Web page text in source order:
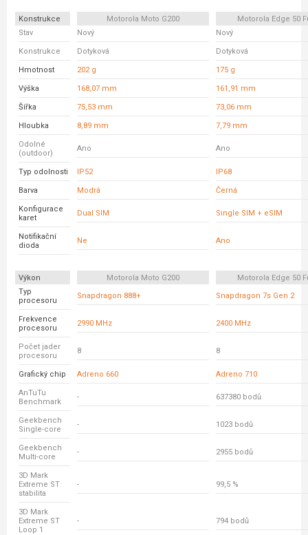
Konstrukce Motorola Moto G200
Motorola Edge 50
Stav
Nový Nový
Konstrukce Dotyková Dotyková
Hmotnost 202 g 175 g
Výška 168,07 mm 161,91 mm
Šířka 75,53 mm 73,06 mm
Hloubka 8,89 mm 7,79 mm
Odolné
(outdoor)
Ano Ano
Typ odolnosti IP52 IP68
Barva Modrá Černá
Konfigurace
karet
Dual SIM Single SIM + eSIM
Notifikační
dioda
Ne Ano
Výkon Motorola Moto G200
Motorola Edge 50
Typ
procesoru
Snapdragon 888+ Snapdragon 7s Gen 2
Frekvence
procesoru
2990 MHz 2400 MHz
Počet jader
procesoru
8 8
Grafický chip Adreno 660 Adreno 710
AnTuTu
Benchmark
- 637380 bodů
Geekbench
Single-core
- 1023 bodů
Geekbench
Multi-core
- 2955 bodů
3D Mark
Extreme ST
stabilita
- 99,5 %
3D Mark
Extreme ST
Loop 1
- 794 bodů